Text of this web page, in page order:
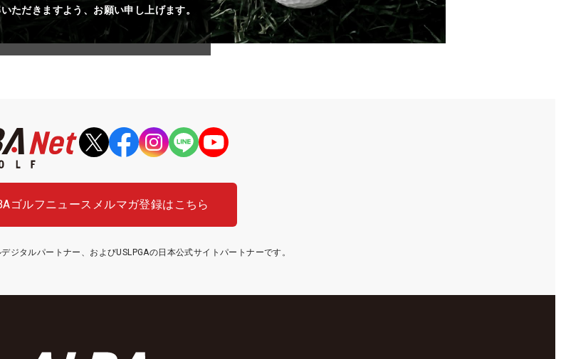
ただきますよう、お願い申し上げます。
ゴルフニュース メルマガ登録はこちら
ジタルパートナー、およびUSLPGAの日本公式サイトパートナーです。